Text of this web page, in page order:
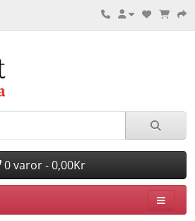
0 varor - 0,00Kr